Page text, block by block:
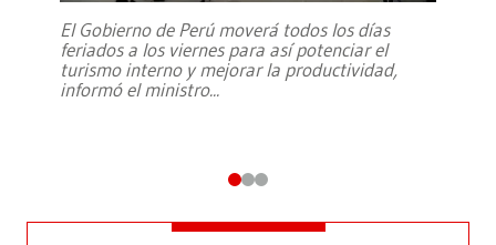
El Gobierno de Perú moverá todos los días
feriados a los viernes para así potenciar el
turismo interno y mejorar la productividad,
informó el ministro...